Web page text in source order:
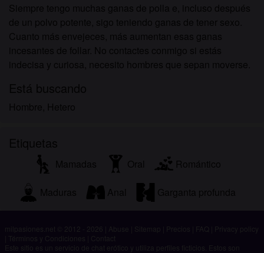
Siempre tengo muchas ganas de polla e, incluso después
de un polvo potente, sigo teniendo ganas de tener sexo.
Cuanto más envejeces, más aumentan esas ganas
incesantes de follar. No contactes conmigo si estás
indecisa y curiosa, necesito hombres que sepan moverse.
Está buscando
Hombre, Hetero
Etiquetas
Mamadas Oral Romántico
Maduras Anal Garganta profunda